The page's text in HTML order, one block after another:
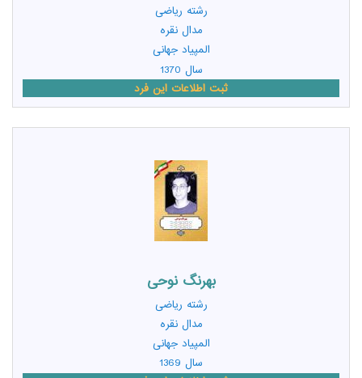
رشته ریاضی
مدال نقره
المپیاد جهانی
سال 1370
ثبت اطلاعات این فرد
بهرنگ نوحی
رشته ریاضی
مدال نقره
المپیاد جهانی
سال 1369